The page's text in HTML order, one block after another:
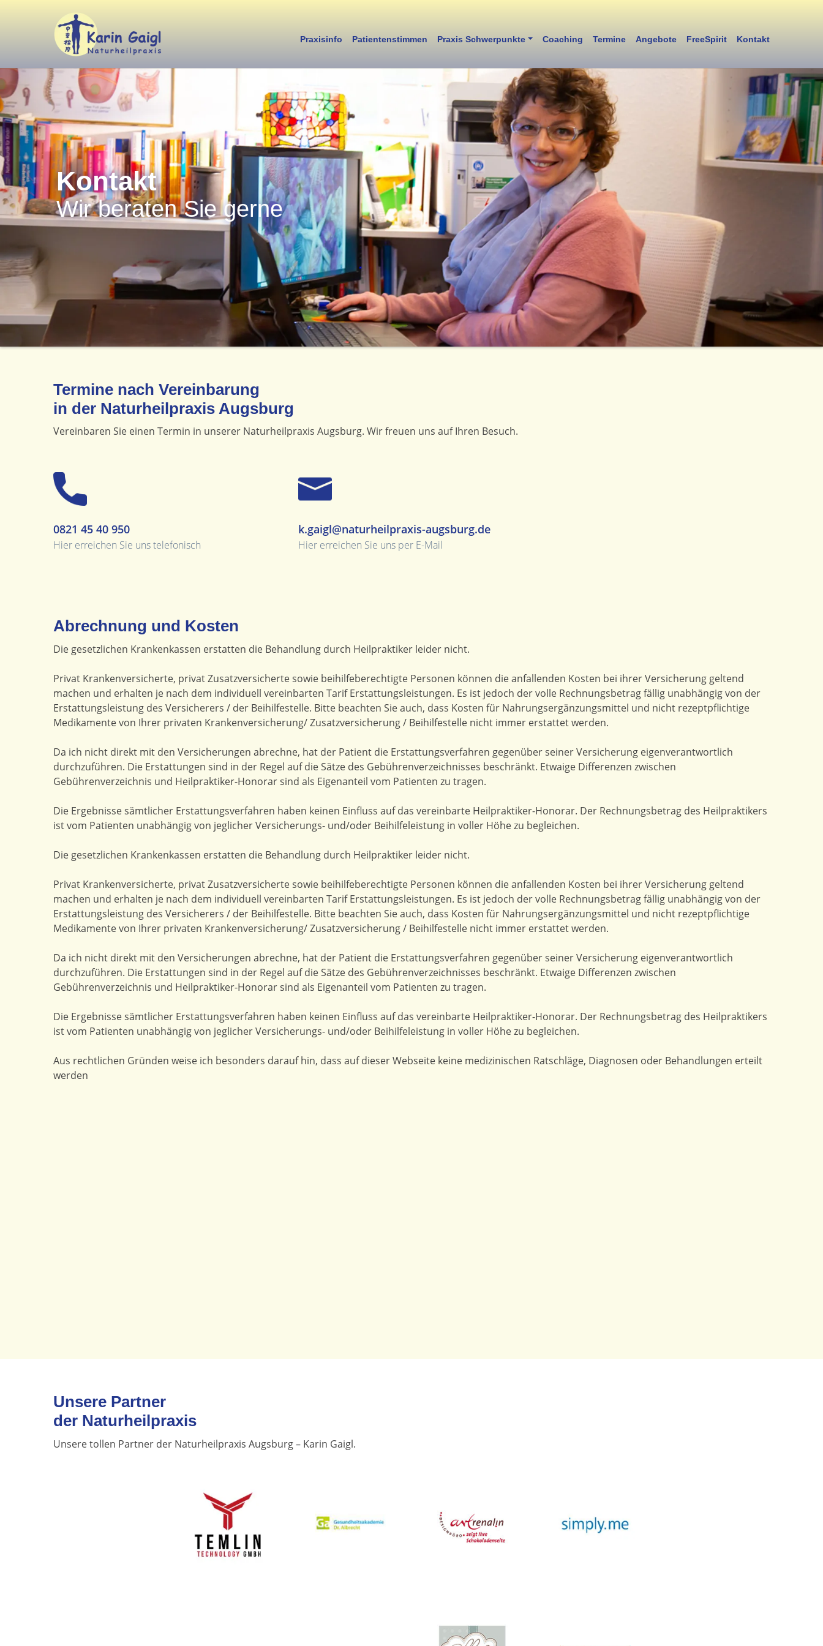
Praxisinfo Patientenstimmen Praxis Schwerpunkte Coaching Termine Angebote FreeSpirit Kontakt
Kontakt
Wir beraten Sie gerne
Termine nach Vereinbarung
in der Naturheilpraxis Augsburg
Vereinbaren Sie einen Termin in unserer Naturheilpraxis Augsburg. Wir freuen uns auf Ihren Besuch.
0821 45 40 950
Hier erreichen Sie uns telefonisch
k.gaigl@naturheilpraxis-augsburg.de
Hier erreichen Sie uns per E-Mail
Abrechnung und Kosten
Die gesetzlichen Krankenkassen erstatten die Behandlung durch Heilpraktiker leider nicht.
Privat Krankenversicherte, privat Zusatzversicherte sowie beihilfeberechtigte Personen können die anfallenden Kosten bei ihrer Versicherung geltend
machen und erhalten je nach dem individuell vereinbarten Tarif Erstattungsleistungen. Es ist jedoch der volle Rechnungsbetrag fällig unabhängig von der
Erstattungsleistung des Versicherers / der Beihilfestelle. Bitte beachten Sie auch, dass Kosten für Nahrungsergänzungsmittel und nicht rezeptpflichtige
Medikamente von Ihrer privaten Krankenversicherung/ Zusatzversicherung / Beihilfestelle nicht immer erstattet werden.
Da ich nicht direkt mit den Versicherungen abrechne, hat der Patient die Erstattungsverfahren gegenüber seiner Versicherung eigenverantwortlich
durchzuführen. Die Erstattungen sind in der Regel auf die Sätze des Gebührenverzeichnisses beschränkt. Etwaige Differenzen zwischen
Gebührenverzeichnis und Heilpraktiker-Honorar sind als Eigenanteil vom Patienten zu tragen.
Die Ergebnisse sämtlicher Erstattungsverfahren haben keinen Einfluss auf das vereinbarte Heilpraktiker-Honorar. Der Rechnungsbetrag des Heilpraktikers
ist vom Patienten unabhängig von jeglicher Versicherungs- und/oder Beihilfeleistung in voller Höhe zu begleichen.
Die gesetzlichen Krankenkassen erstatten die Behandlung durch Heilpraktiker leider nicht.
Privat Krankenversicherte, privat Zusatzversicherte sowie beihilfeberechtigte Personen können die anfallenden Kosten bei ihrer Versicherung geltend
machen und erhalten je nach dem individuell vereinbarten Tarif Erstattungsleistungen. Es ist jedoch der volle Rechnungsbetrag fällig unabhängig von der
Erstattungsleistung des Versicherers / der Beihilfestelle. Bitte beachten Sie auch, dass Kosten für Nahrungsergänzungsmittel und nicht rezeptpflichtige
Medikamente von Ihrer privaten Krankenversicherung/ Zusatzversicherung / Beihilfestelle nicht immer erstattet werden.
Da ich nicht direkt mit den Versicherungen abrechne, hat der Patient die Erstattungsverfahren gegenüber seiner Versicherung eigenverantwortlich
durchzuführen. Die Erstattungen sind in der Regel auf die Sätze des Gebührenverzeichnisses beschränkt. Etwaige Differenzen zwischen
Gebührenverzeichnis und Heilpraktiker-Honorar sind als Eigenanteil vom Patienten zu tragen.
Die Ergebnisse sämtlicher Erstattungsverfahren haben keinen Einfluss auf das vereinbarte Heilpraktiker-Honorar. Der Rechnungsbetrag des Heilpraktikers
ist vom Patienten unabhängig von jeglicher Versicherungs- und/oder Beihilfeleistung in voller Höhe zu begleichen.
Aus rechtlichen Gründen weise ich besonders darauf hin, dass auf dieser Webseite keine medizinischen Ratschläge, Diagnosen oder Behandlungen erteilt
werden
Unsere Partner
der Naturheilpraxis
Unsere tollen Partner der Naturheilpraxis Augsburg – Karin Gaigl.